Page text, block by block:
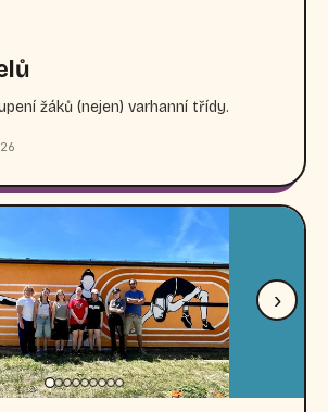
žáků (nejen) varhanní třídy.
›